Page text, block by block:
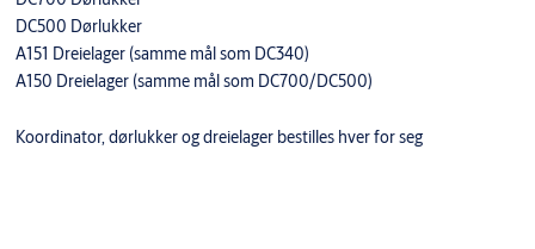
DC500 Dørlukker
A151 Dreielager (samme mål som DC340)
A150 Dreielager (samme mål som DC700/DC500)
Koordinator, dørlukker og dreielager bestilles hver for seg